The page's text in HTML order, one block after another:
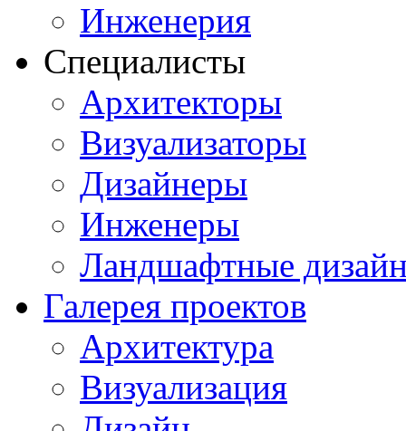
Инженерия
Специалисты
Архитекторы
Визуализаторы
Дизайнеры
Инженеры
Ландшафтные
Галерея проектов
Архитектура
Визуализация